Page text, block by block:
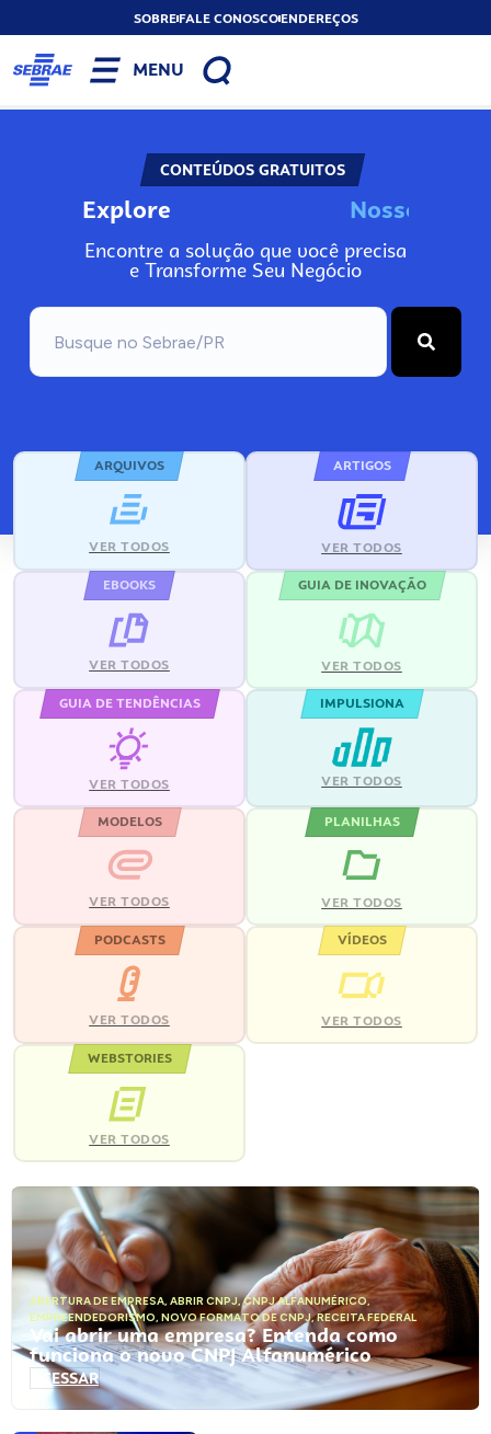
SOBREFALE CONOSCOENDEREÇOS
MENU
CONTEÚDOS GRATUITOS
Explore Nosso
Encontre a solução que você precisa
e Transforme Seu Negócio
ARQUIVOS
VER TODOS
ARTIGOS
VER TODOS
EBOOKS
VER TODOS
GUIA DE INOVAÇÃO
VER TODOS
GUIA DE TENDÊNCIAS
VER TODOS
IMPULSIONA
VER TODOS
MODELOS
VER TODOS
PLANILHAS
VER TODOS
PODCASTS
VER TODOS
VÍDEOS
VER TODOS
WEBSTORIES
VER TODOS
ABERTURA DE EMPRESA, ABRIR CNPJ,CNPJ ALFANUMÉRICO,
EMPREENDEDORISMO, NOVO FORMATO DE CNPJ,RECEITA FEDERAL
Vai abrir uma empresa? Entenda como
funciona o novo CNPJ Alfanumérico
ACESSAR